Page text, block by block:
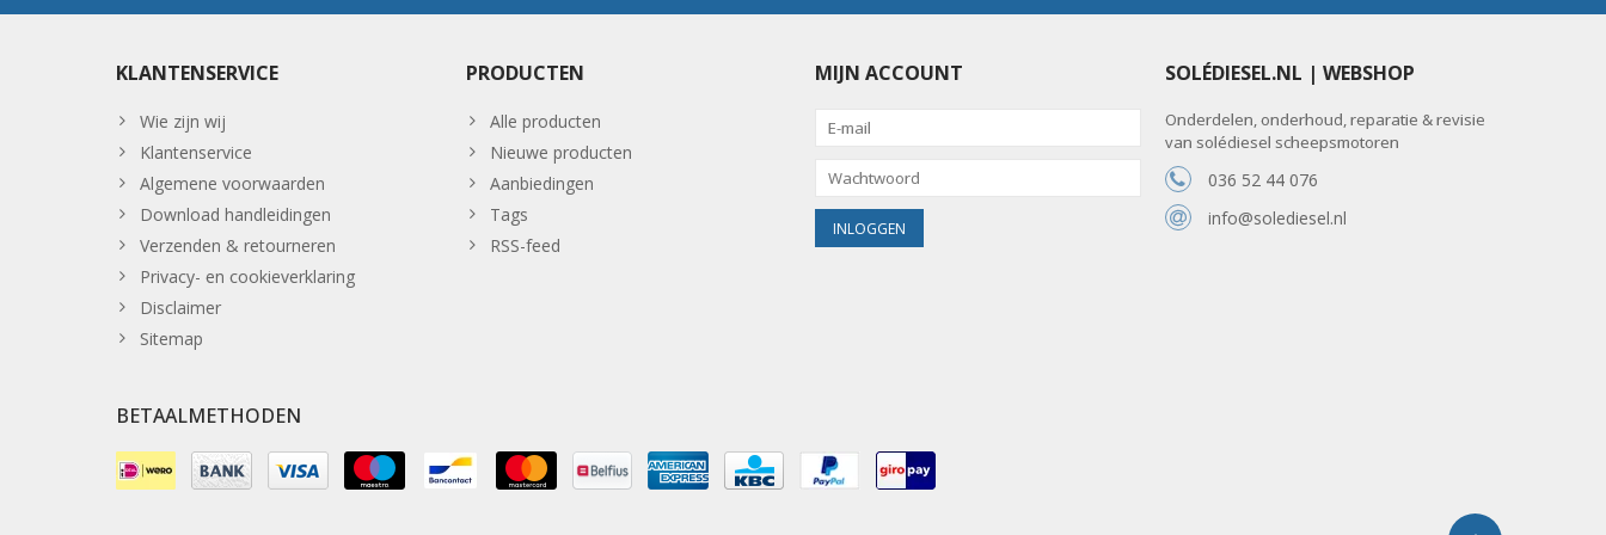
KLANTENSERVICE
Wie zijn wij
Klantenservice
Algemene voorwaarden
Download handleidingen
Verzenden & retourneren
Privacy- en cookieverklaring
Disclaimer
Sitemap
PRODUCTEN
Alle producten
Nieuwe producten
Aanbiedingen
Tags
RSS-feed
MIJN ACCOUNT SOLÉDIESEL.NL | WEBSHOP
Onderdelen, onderhoud, reparatie & revisie
van solédiesel scheepsmotoren
036 52 44 076
info@solediesel.nl
BETAALMETHODEN